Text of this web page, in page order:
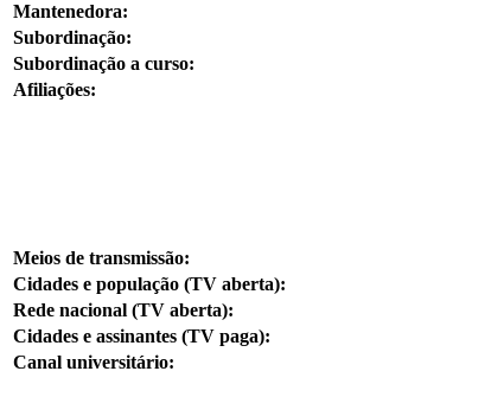
Mantenedora:
Subordinação:
Subordinação a curso:
Afiliações:
Meios de transmissão:
Cidades e população (TV aberta):
Rede nacional (TV aberta):
Cidades e assinantes (TV paga):
Canal universitário: